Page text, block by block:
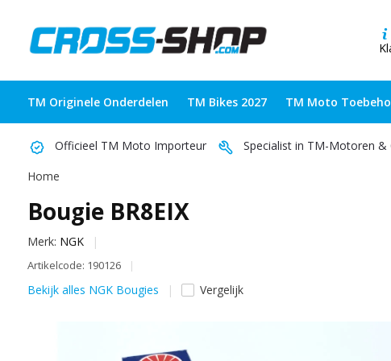
TM Originele Onderdelen TM Bikes 2027 TM Moto
Officieel TM Moto Importeur Specialist in TM-Motoren &
Home
Bougie BR8EIX
Merk: NGK
Artikelcode: 190126
Bekijk alles NGK Bougies Vergelijk